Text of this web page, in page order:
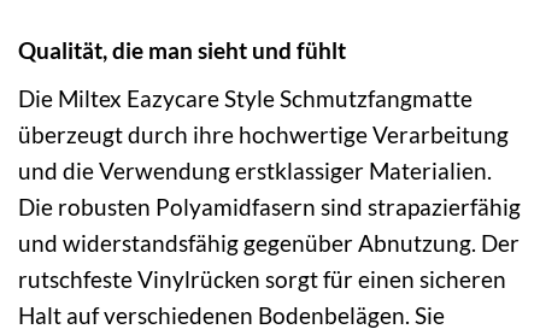
Qualität, die man sieht und fühlt
Die Miltex Eazycare Style Schmutzfangmatte
überzeugt durch ihre hochwertige Verarbeitung
und die Verwendung erstklassiger Materialien.
Die robusten Polyamidfasern sind strapazierfähig
und widerstandsfähig gegenüber Abnutzung. Der
rutschfeste Vinylrücken sorgt für einen sicheren
Halt auf verschiedenen Bodenbelägen. Sie